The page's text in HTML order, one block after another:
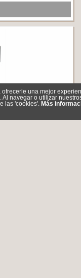
una mejor
Al navegar o utilizar
las 'cookies'. Más